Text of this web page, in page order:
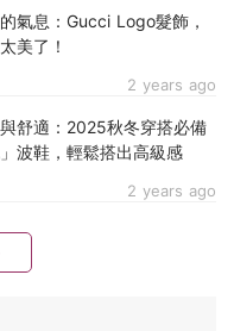
2 years ago
氣息：Gucci Logo髮飾，
美了！
2 years ago
舒適：2025秋冬穿搭必備
」波鞋，輕鬆搭出高級感